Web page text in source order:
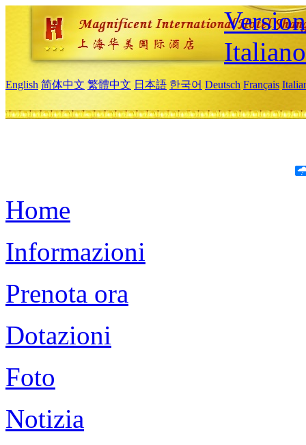
Italiano
English 简体中文 繁體中文 日本語 한국어 Deutsch Français
Home
Informazioni
Prenota ora
Dotazioni
Foto
Notizia